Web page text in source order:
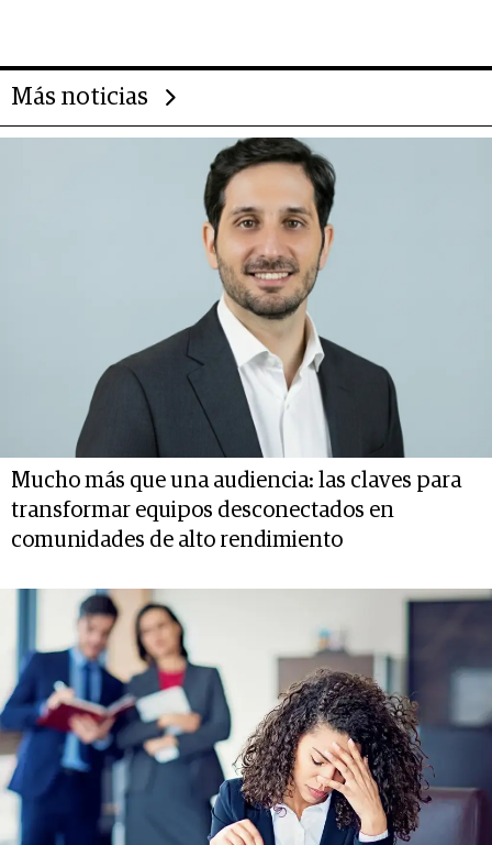
Más noticias
Mucho más que una audiencia: las claves para
transformar equipos desconectados en
comunidades de alto rendimiento